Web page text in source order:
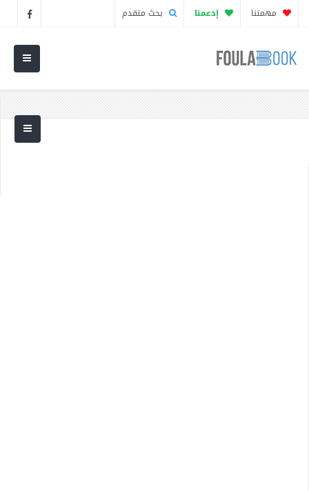
مهمتنا إدعمنا بحث متقدم